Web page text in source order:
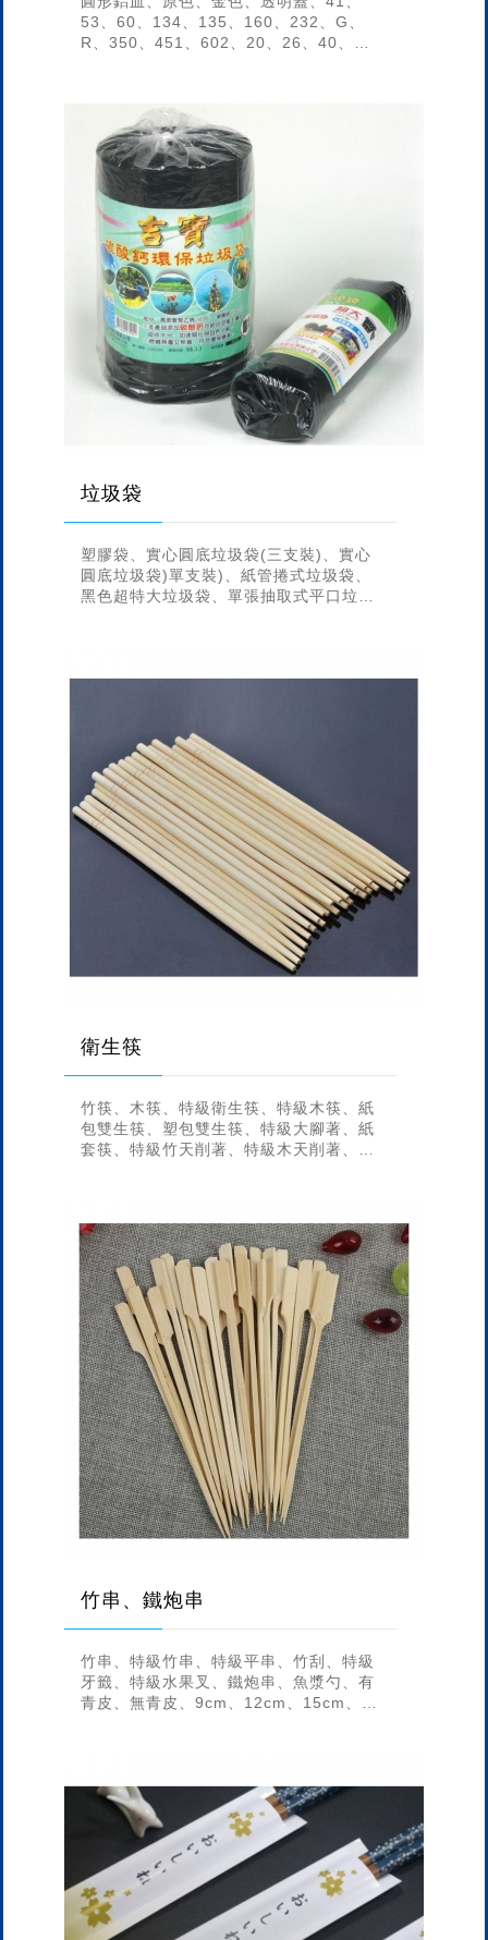
53、60、134、135、160、232、G、
R、350、451、602、20、26、40、
垃圾袋
塑膠袋、實心圓底垃圾袋(三支裝)、實心
圓底垃圾袋)單支裝)、紙管捲式垃圾袋、
黑色超特大垃圾袋、單張抽取式平口垃圾
衛生筷
竹筷、木筷、特級衛生筷、特級木筷、紙
包雙生筷、塑包雙生筷、特級大腳著、紙
套筷、特級竹天削著、特級木天削著、凹
竹串、鐵炮串
竹串、特級竹串、特級平串、竹刮、特級
牙籤、特級水果叉、鐵炮串、魚漿勺、有
青皮、無青皮、9cm、12cm、15cm、